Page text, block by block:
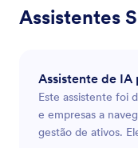
Assistentes
Assistente de IA
Este assistente foi
e empresas a
gestão de ativos.